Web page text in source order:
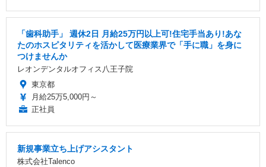
「歯科助手」 週休2日 ️月給25万円以上可!住宅手当あり!あな
たのホスピタリティを活かして医療業界で「手に職」を身に
つけませんか
レオンデンタルオフィス八王子院
東京都
月給25万5,000円～
正社員
新規事業立ち上げアシスタント
株式会社Talenco